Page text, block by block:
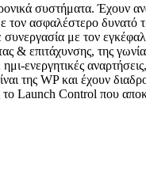
συστήματα. Έχουν
τον ασφαλέστερο δυνατό
συνεργασία με τον
& επιτάχυνσης, της
αναρτήσεις,
της WP και έχουν
το Launch Control που